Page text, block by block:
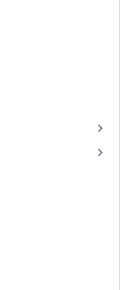
keyboard_arrow_right
keyboard_arrow_right